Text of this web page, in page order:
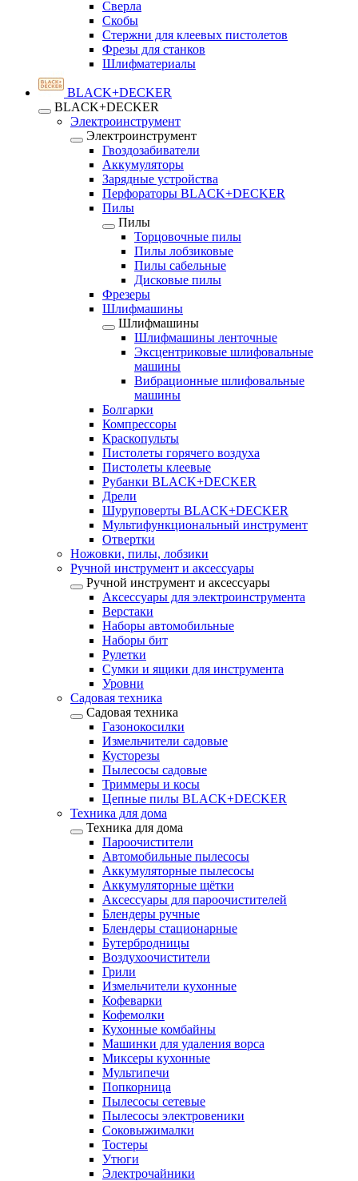
Сверла
Скобы
Стержни для клеевых пистолетов
Фрезы для станков
Шлифматериалы
BLACK+DECKER
BLACK+DECKER
Электроинструмент
Электроинструмент
Гвоздозабиватели
Аккумуляторы
Зарядные устройства
Перфораторы BLACK+DECKER
Пилы
Пилы
Торцовочные пилы
Пилы лобзиковые
Пилы сабельные
Дисковые пилы
Фрезеры
Шлифмашины
Шлифмашины
Шлифмашины ленточные
Эксцентриковые шлифовальные
машины
Вибрационные шлифовальные
машины
Болгарки
Компрессоры
Краскопульты
Пистолеты горячего воздуха
Пистолеты клеевые
Рубанки BLACK+DECKER
Дрели
Шуруповерты BLACK+DECKER
Мультифункциональный инструмент
Отвертки
Ножовки, пилы, лобзики
Ручной инструмент и аксессуары
Ручной инструмент и аксессуары
Аксессуары для электроинструмента
Верстаки
Наборы автомобильные
Наборы бит
Рулетки
Сумки и ящики для инструмента
Уровни
Садовая техника
Садовая техника
Газонокосилки
Измельчители садовые
Кусторезы
Пылесосы садовые
Триммеры и косы
Цепные пилы BLACK+DECKER
Техника для дома
Техника для дома
Пароочистители
Автомобильные пылесосы
Аккумуляторные пылесосы
Аккумуляторные щётки
Аксессуары для пароочистителей
Блендеры ручные
Блендеры стационарные
Бутербродницы
Воздухоочистители
Грили
Измельчители кухонные
Кофеварки
Кофемолки
Кухонные комбайны
Машинки для удаления ворса
Миксеры кухонные
Мультипечи
Попкорница
Пылесосы сетевые
Пылесосы электровеники
Соковыжималки
Тостеры
Утюги
Электрочайники